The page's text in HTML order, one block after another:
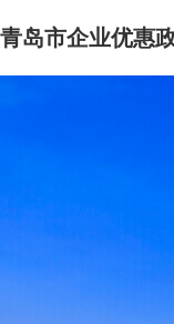
青岛市企业优惠